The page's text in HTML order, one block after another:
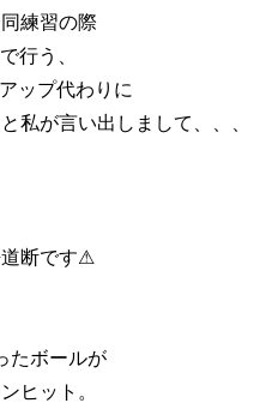
練習の際
行う、
ップ代わりに
私が言い出しまして、、、
道断です⚠
たボールが
ヒット。